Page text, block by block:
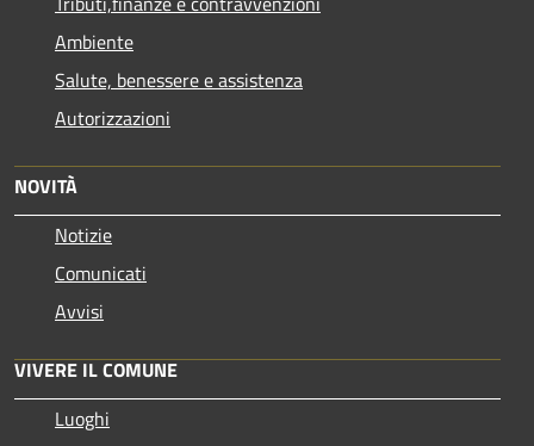
Ambiente
Salute, benessere e assistenza
Autorizzazioni
NOVITÀ
Notizie
Comunicati
Avvisi
VIVERE IL COMUNE
Luoghi